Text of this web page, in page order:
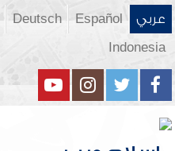
عربي Español
Deutsch
Indonesia